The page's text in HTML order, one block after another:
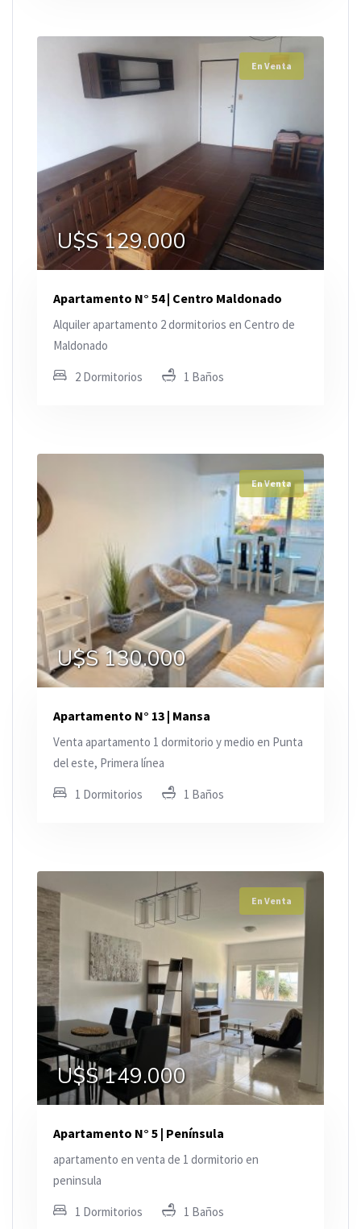
En Venta
U$S 129.000
Apartamento N° 54 | Centro Maldonado
Alquiler apartamento 2 dormitorios en Centro de
Maldonado
2 Dormitorios 1 Baños
En Venta
U$S 130.000
Apartamento N° 13 | Mansa
Venta apartamento 1 dormitorio y medio en Punta
del este, Primera línea
1 Dormitorios 1 Baños
En Venta
U$S 149.000
Apartamento N° 5 | Península
apartamento en venta de 1 dormitorio en
peninsula
1 Dormitorios 1 Baños